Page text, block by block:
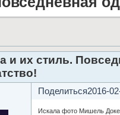
и их стиль.
Поделиться2016-
Искала фото Мишель